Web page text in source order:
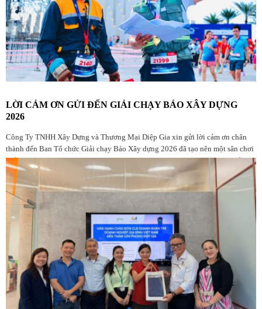
LỜI CẢM ƠN GỬI ĐẾN GIẢI CHẠY BÁO XÂY DỰNG
2026
Công Ty TNHH Xây Dựng và Thương Mại Diệp Gia xin gửi lời cảm ơn chân
thành đến Ban Tổ chức Giải chạy Báo Xây dựng 2026 đã tạo nên một sân chơi
thể thao ý nghĩa, chuyên nghiệp và giàu giá trị nhân văn dành cho cộng đồng
yêu chạy bộ, đặc biệt là những người đang làm việc trong ngành Xây dựng.